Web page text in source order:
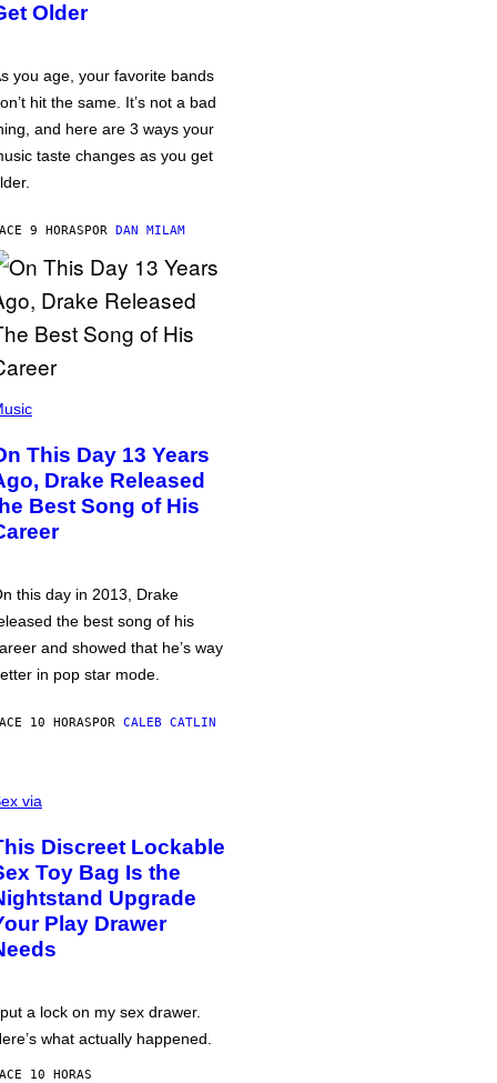
Older
you age, your favorite bands
hit the same. It’s not a bad
and here are 3 ways your
taste changes as you get
9 HORASPOR DAN MILAM
This Day 13 Years
Drake Released
Best Song of His
this day in 2013, Drake
the best song of his
and showed that he’s way
in pop star mode.
10 HORASPOR CALEB CATLIN
via
Discreet Lockable
Toy Bag Is the
Upgrade
Play Drawer
a lock on my sex drawer.
what actually happened.
10 HORAS